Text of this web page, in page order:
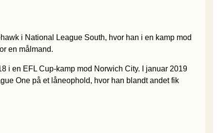
i National League South, hvor han i en kamp mod
en målmand.
i en EFL Cup-kamp mod Norwich City. I januar 2019
One på et låneophold, hvor han blandt andet fik